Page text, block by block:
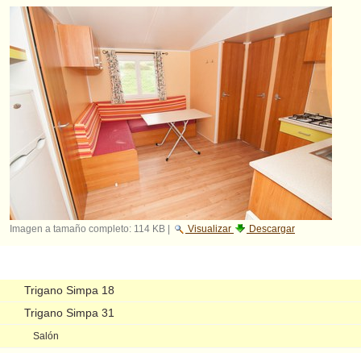
Imagen a tamaño completo: 114 KB Visualizar Descargar
Trigano Simpa 18
Trigano Simpa 31
Salón